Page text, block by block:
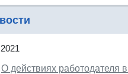
О действиях работодателя